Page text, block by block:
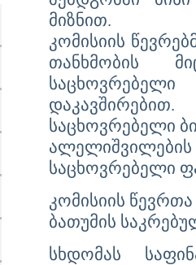
მიზნით.
კომისიის
თანხმობის
საცხოვრებელი
საცხოვრებელი
კომისიის
ბათუმის
სხდომას